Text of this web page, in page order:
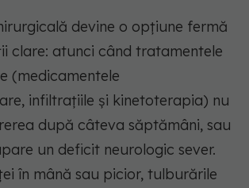
devine o opțiune fermă
clare: atunci când tratamentele
(medicamentele
infiltrațiile și kinetoterapia) nu
după câteva săptămâni, sau
un deficit neurologic sever.
în mână sau picior, tulburările